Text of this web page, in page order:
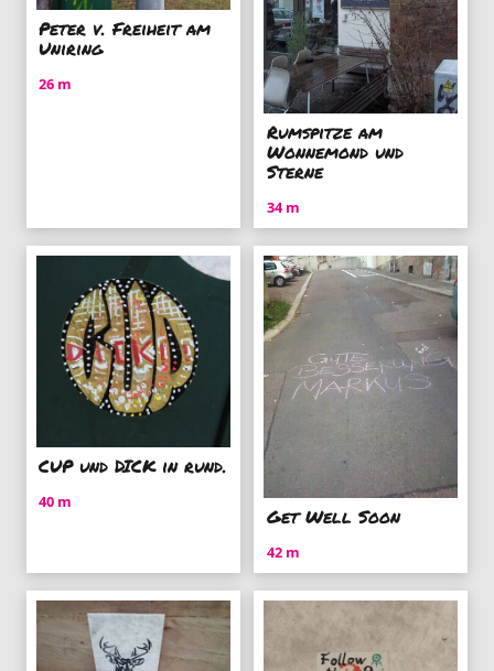
Peter v. Freiheit am
Uniring
26 m
Rumspitze am
Wonnemond und
Sterne
34 m
CUP und DICK in rund.
40 m
Get Well Soon
42 m